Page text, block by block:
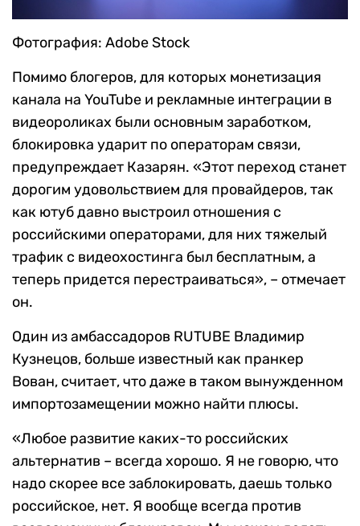
Фотография: Adobe Stock
Помимо блогеров, для которых монетизация
канала на YouTube и рекламные интеграции в
видеороликах были основным заработком,
блокировка ударит по операторам связи,
предупреждает Казарян. «Этот переход станет
дорогим удовольствием для провайдеров, так
как ютуб давно выстроил отношения с
российскими операторами, для них тяжелый
трафик с видеохостинга был бесплатным, а
теперь придется перестраиваться», – отмечает
он.
Один из амбассадоров RUTUBE Владимир
Кузнецов, больше известный как пранкер
Вован, считает, что даже в таком вынужденном
импортозамещении можно найти плюсы.
«Любое развитие каких-то российских
альтернатив – всегда хорошо. Я не говорю, что
надо скорее все заблокировать, даешь только
российское, нет. Я вообще всегда против